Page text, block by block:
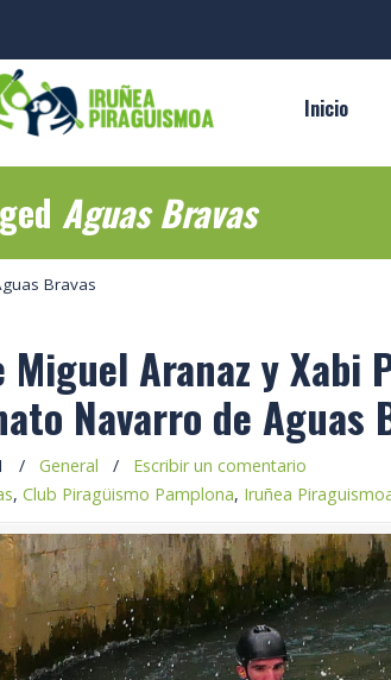
Inicio
Aguas Bravas
Bravas
Miguel Aranaz y Xabi
Navarro de Aguas
/ General / Escribir un comentario
,Club Piragüismo Pamplona, Iruñea